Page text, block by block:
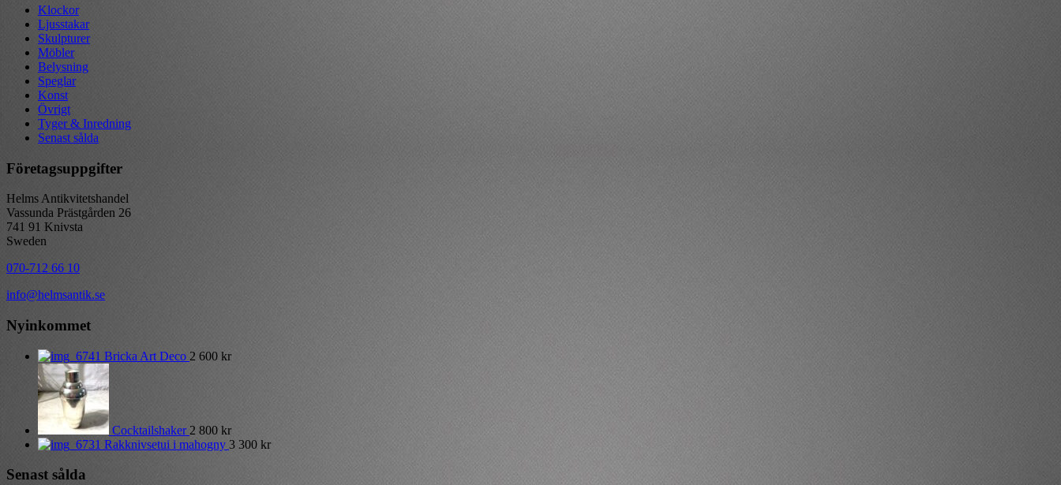
Klockor
Ljusstakar
Skulpturer
Möbler
Belysning
Speglar
Konst
Övrigt
Tyger & Inredning
Senast sålda
Företagsuppgifter
Helms Antikvitetshandel
Vassunda Prästgården 26
741 91 Knivsta
Sweden
070-712 66 10
info@helmsantik.se
Nyinkommet
Bricka Art Deco 2 600 kr
Cocktailshaker 2 800 kr
Rakknivsetui i mahogny 3 300 kr
Senast sålda